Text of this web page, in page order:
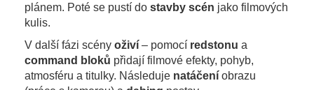
plánem. Poté se pustí do stavby scén jako filmových
kulis.
V další fázi scény oživí – pomocí redstonu a
command bloků přidají filmové efekty, pohyb,
atmosféru a titulky. Následuje natáčení obrazu